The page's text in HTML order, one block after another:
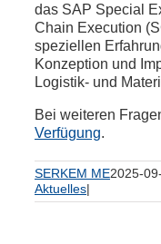
das SAP Special
Chain Execution
speziellen
Konzeption und
Logistik- und
Bei weiteren
Verfügung.
SERKEM ME2025-
Aktuelles|